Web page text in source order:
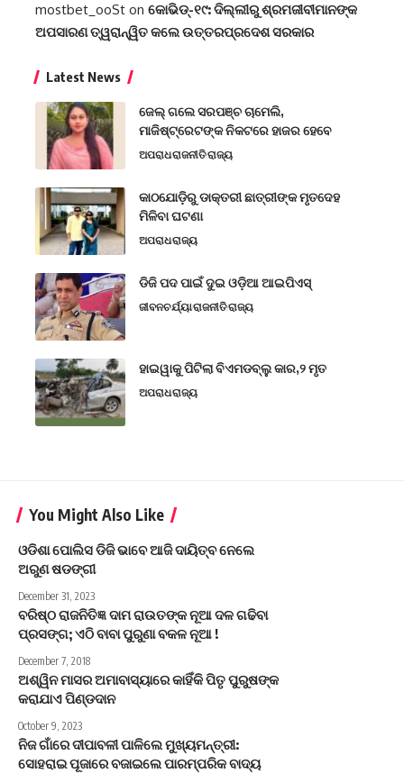
mostbet_ooSt on କୋଭିଡ୍-୧୯: ଦିଲ୍ଲୀରୁ ଶ୍ରମଜୀବୀମାନଙ୍କ
ଅପସାରଣ ତ୍ୱରାନ୍ୱିତ କଲେ ଉତ୍ତରପ୍ରଦେଶ ସରକାର
Latest News
ଜେଲ୍ ଗଲେ ସରପଞ୍ଚ ଚାମେଲି,
ମାଜିଷ୍ଟ୍ରେଟଙ୍କ ନିକଟରେ ହାଜର ହେବେ
ଅପରାଧରାଜନୀତିରାଜ୍ୟ
କାଠଯୋଡ଼ିରୁ ଡାକ୍ତରୀ ଛାତ୍ରୀଙ୍କ ମୃତଦେହ
ମିଳିବା ଘଟଣା
ଅପରାଧରାଜ୍ୟ
ଡିଜି ପଦ ପାଇଁ ଦୁଇ ଓଡ଼ିଆ ଆଇପିଏସ୍
ଜୀବନଚର୍ଯ୍ୟାରାଜନୀତିରାଜ୍ୟ
ହାଇୱାକୁ ପିଟିଲା ବିଏମଡବ୍ଲୁ କାର,୨ ମୃତ
ଅପରାଧରାଜ୍ୟ
You Might Also Like
ଓଡିଶା ପୋଲିସ ଡିଜି ଭାବେ ଆଜି ଦାୟିତ୍ବ ନେଲେ
ଅରୁଣ ଷଡଙ୍ଗୀ
December 31, 2023
ବରିଷ୍ଠ ରାଜନିତିଜ୍ଞ ଦାମ ରାଉତଙ୍କ ନୂଆ ଦଳ ଗଢିବା
ପ୍ରସଙ୍ଗ; ଏଠି ବାବା ପୁରୁଣା ବକଳ ନୂଆ !
December 7, 2018
ଅଶ୍ୱିନ ମାସର ଅମାବାସ୍ୟାରେ କାହିଁକି ପିତୃ ପୁରୁଷଙ୍କ
କରାଯାଏ ପିଣ୍ଡଦାନ
October 9, 2023
ନିଜ ଗାଁରେ ଦୀପାବଳୀ ପାଳିଲେ ମୁଖ୍ୟମନ୍ତ୍ରୀ:
ସୋହରାଇ ପୂଜାରେ ବଜାଇଲେ ପାରମ୍ପରିକ ବାଦ୍ୟ